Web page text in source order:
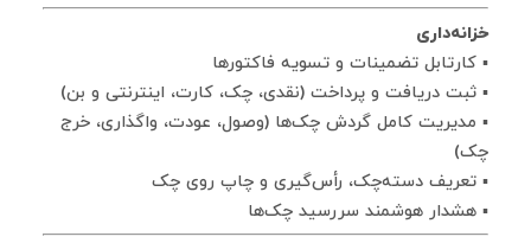
خزانه‌داری
▪ کارتابل تضمینات و تسویه فاکتورها
▪ ثبت دریافت و پرداخت (نقدی، چک، کارت، اینترنتی و بن)
▪ مدیریت کامل گردش چک‌ها (وصول، عودت، واگذاری، خرج
چک)
▪ تعریف دسته‌چک، رأس‌گیری و چاپ روی چک
▪ هشدار هوشمند سررسید چک‌ها